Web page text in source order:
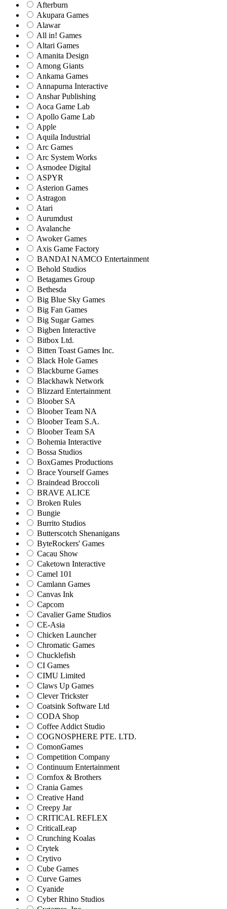
Afterburn
Akupara Games
Alawar
All in! Games
Altari Games
Amanita Design
Among Giants
Ankama Games
Annapurna Interactive
Anshar Publishing
Aoca Game Lab
Apollo Game Lab
Apple
Aquila Industrial
Arc Games
Arc System Works
Asmodee Digital
ASPYR
Asterion Games
Astragon
Atari
Aurumdust
Avalanche
Awoker Games
Axis Game Factory
BANDAI NAMCO Entertainment
Behold Studios
Betagames Group
Bethesda
Big Blue Sky Games
Big Fan Games
Big Sugar Games
Bigben Interactive
Bitbox Ltd.
Bitten Toast Games Inc.
Black Hole Games
Blackburne Games
Blackhawk Network
Blizzard Entertainment
Bloober SA
Bloober Team NA
Bloober Team S.A.
Bloober Team SA
Bohemia Interactive
Bossa Studios
BoxGames Productions
Brace Yourself Games
Braindead Broccoli
BRAVE ALICE
Broken Rules
Bungie
Burrito Studios
Butterscotch Shenanigans
ByteRockers' Games
Cacau Show
Caketown Interactive
Camel 101
Camlann Games
Canvas Ink
Capcom
Cavalier Game Studios
CE-Asia
Chicken Launcher
Chromatic Games
Chucklefish
CI Games
CIMU Limited
Claws Up Games
Clever Trickster
Coatsink Software Ltd
CODA Shop
Coffee Addict Studio
COGNOSPHERE PTE. LTD.
ComonGames
Competition Company
Continuum Entertainment
Cornfox & Brothers
Crania Games
Creative Hand
Creepy Jar
CRITICAL REFLEX
CriticalLeap
Crunching Koalas
Crytek
Crytivo
Cube Games
Curve Games
Cyanide
Cyber Rhino Studios